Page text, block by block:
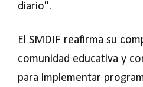
diario".
El SMDIF reafirma su
comunidad educativa y
para implementar